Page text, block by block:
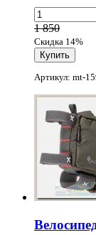
1 850
Скидка 14%
Артикул: mt-